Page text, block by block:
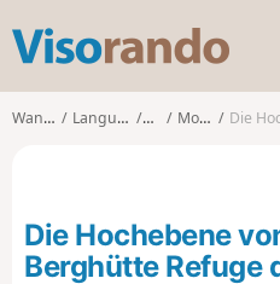
s
o
o
Wanderungen Languedoc-Roussillon Hérault
Mons (Hérault) Die Hochebene
Die Hochebene
Berghütte Refuge